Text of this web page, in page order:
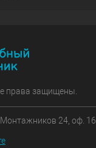
права защищены.
Монтажников 24, оф. 16